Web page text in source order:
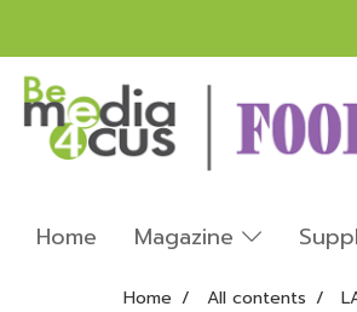
Home Magazine
Home All contents